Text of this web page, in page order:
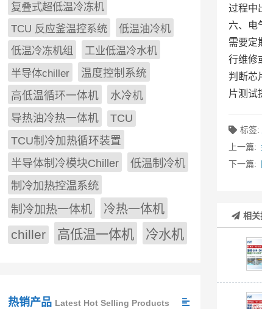
过程中
六、电
需要定
行维修
判断芯
片测试
标签:
上一篇:
下一篇:
相关
复叠式超低温冷冻机
TCU 反应釜温控系统
低温油冷机
低温冷冻机组
工业低温冷水机
半导体chiller
温度控制系统
高低温循环一体机
水冷机
导热油冷热一体机
TCU
TCU制冷加热循环装置
半导体制冷模块Chiller
低温制冷机
制冷加热控温系统
制冷加热一体机
冷热一体机
chiller 高低温一体机 冷水机
热销产品 Latest Hot Selling Products